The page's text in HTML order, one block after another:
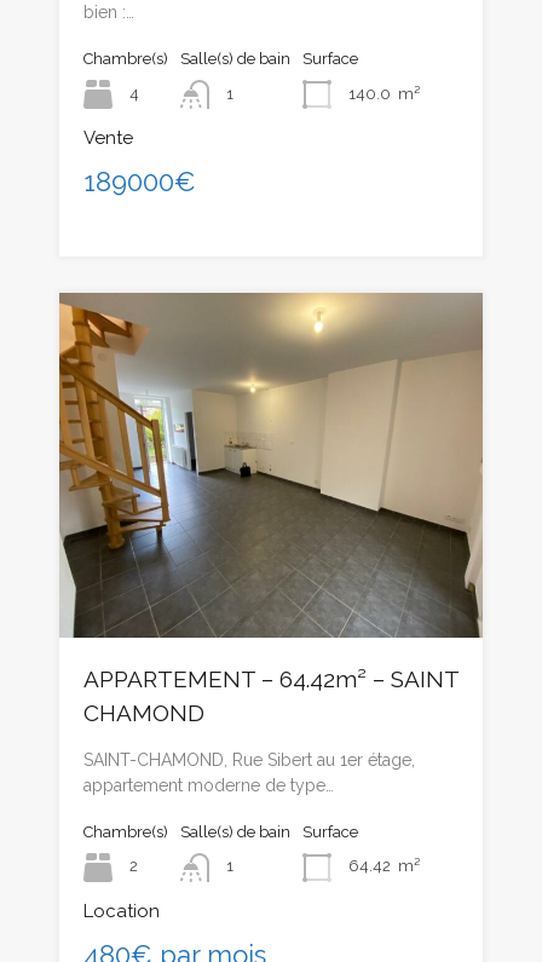
bien :…
Chambre(s)
4
Salle(s) de bain
1
Surface
140.0 m²
Vente
189000€
APPARTEMENT – 64.42m² – SAINT
CHAMOND
SAINT-CHAMOND, Rue Sibert au 1er étage,
appartement moderne de type…
Chambre(s)
2
Salle(s) de bain
1
Surface
64.42 m²
Location
480€ par mois